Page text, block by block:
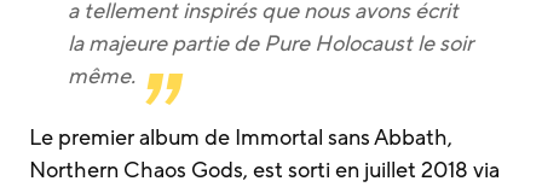
a tellement inspirés que nous avons écrit
la majeure partie de Pure Holocaust le soir
même.
Le premier album de Immortal sans Abbath,
Northern Chaos Gods, est sorti en juillet 2018 via